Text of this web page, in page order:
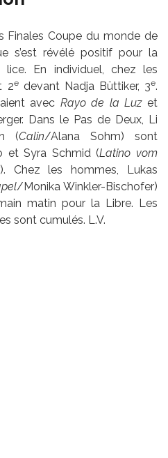
Finales Coupe du monde de
s’est révélé positif pour la
lice. En individuel, chez les
2edevant Nadja Büttiker, 3e.
avec Rayo de la Luzet
Dans le Pas de Deux, Li
(Calin/Alana Sohm) sont
et Syra Schmid (Latino vom
Chez les hommes, Lukas
/Monika Winkler-Bischofer)
matin pour la Libre. Les
sont cumulés. L.V.